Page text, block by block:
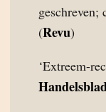
geschreven;
(Revu)
‘Extreem-